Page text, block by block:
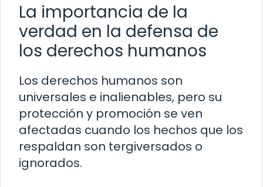
La importancia de la
verdad en la defensa de
los derechos humanos
Los derechos humanos son
universales e inalienables, pero su
protección y promoción se ven
afectadas cuando los hechos que los
respaldan son tergiversados o
ignorados.